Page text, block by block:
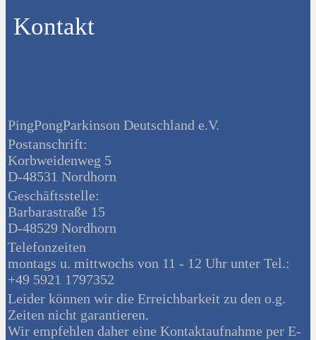
Kontakt
PingPongParkinson Deutschland e.V.
Postanschrift:
Korbweidenweg 5
D-48531 Nordhorn
Geschäftsstelle:
Barbarastraße 15
D-48529 Nordhorn
Telefonzeiten
montags u. mittwochs von 11 - 12 Uhr unter Tel.:
+49 5921 1797352
Leider können wir die Erreichbarkeit zu den o.g.
Zeiten nicht garantieren.
Wir empfehlen daher eine Kontaktaufnahme per E-